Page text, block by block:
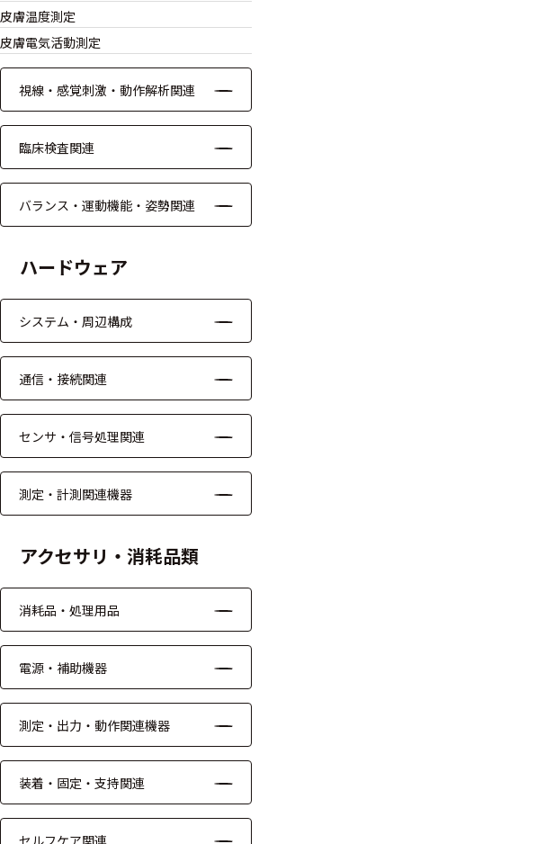
モジュー
アンプ
ェア
測定・計測関連
機器
握力計
ッキング
計測機器
トランス
選
択
し
た
条
件
を
ク
リ
ア
698
件
品
皮膚温度測定
皮膚電気活動測定
視線・感覚刺激・動作解析関連
臨床検査関連
バランス・運動機能・姿勢関連
ハードウェア
システム・周辺構成
通信・接続関連
センサ・信号処理関連
測定・計測関連機器
アクセサリ・消耗品類
消耗品・処理用品
電源・補助機器
測定・出力・動作関連機器
装着・固定・支持関連
セルフケア関連